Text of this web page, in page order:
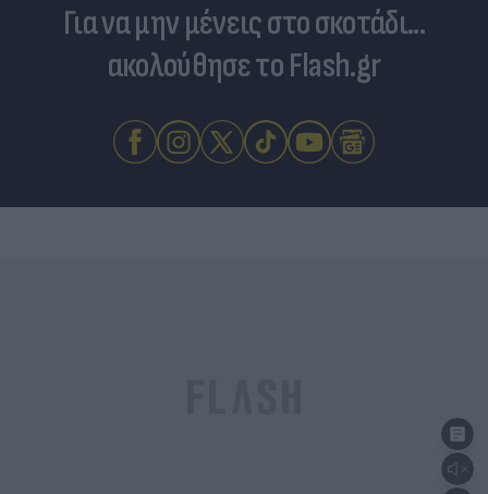
Για να μην μένεις στο σκοτάδι...
ακολούθησε το Flash.gr